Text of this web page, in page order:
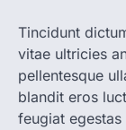
2
Tincidunt
vitae ultricies
pellentesque
blandit eros
feugiat